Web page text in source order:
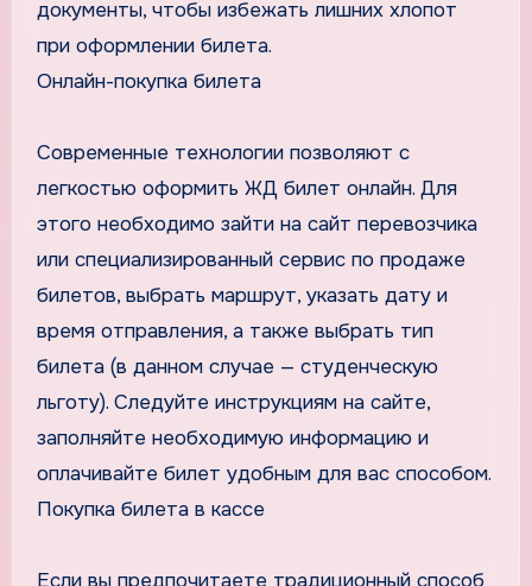
документы, чтобы избежать лишних хлопот
при оформлении билета.
Онлайн-покупка билета
Современные технологии позволяют с
легкостью оформить ЖД билет онлайн. Для
этого необходимо зайти на сайт перевозчика
или специализированный сервис по продаже
билетов, выбрать маршрут, указать дату и
время отправления, а также выбрать тип
билета (в данном случае — студенческую
льготу). Следуйте инструкциям на сайте,
заполняйте необходимую информацию и
оплачивайте билет удобным для вас способом.
Покупка билета в кассе
Если вы предпочитаете традиционный способ